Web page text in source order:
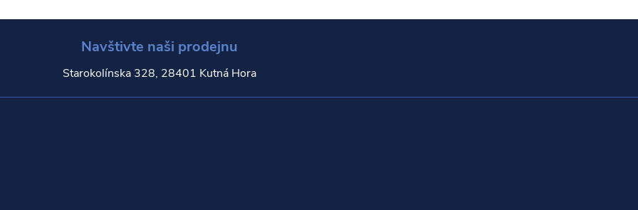
Navštivte naši prodejnu
Starokolínska 328, 28401 Kutná Hora